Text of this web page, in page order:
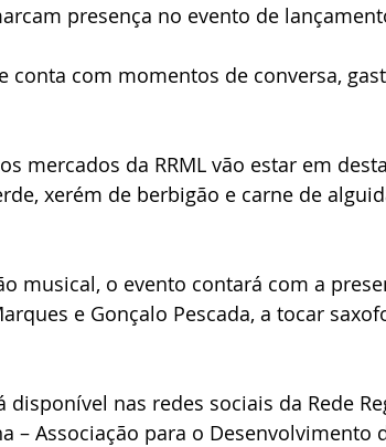
presença no evento de
conta com momentos de conversa,
mercados da RRML vão estar em
xerém de berbigão e carne de
musical, o evento contará com a
e Gonçalo Pescada, a tocar
nas redes sociais da Rede
– Associação para o Desenvolvimento